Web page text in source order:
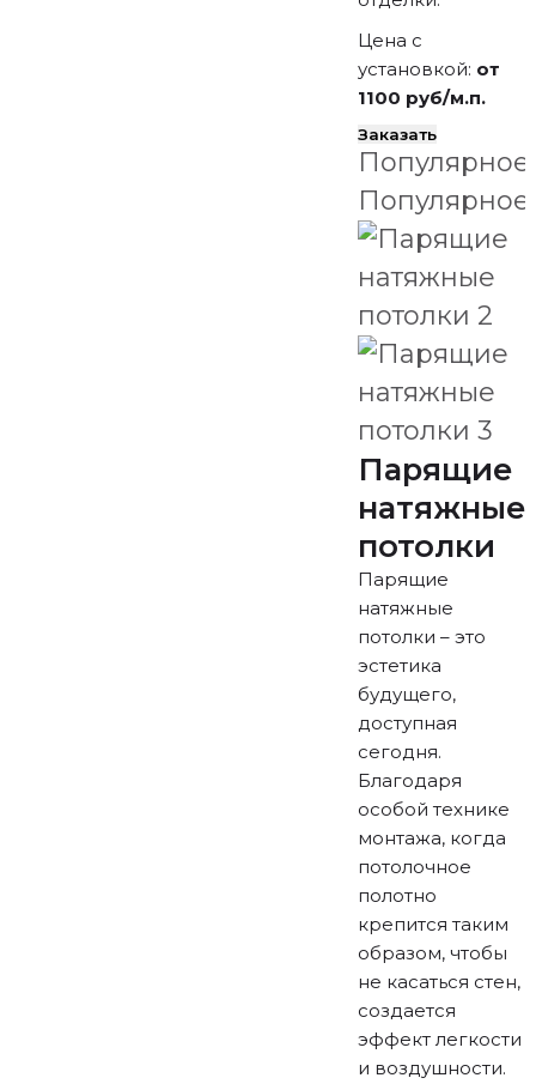
Цена с
установкой: от
1100 руб/м.п.
Заказать
Популярное
Популярное
Парящие
натяжные
потолки
Парящие
натяжные
потолки – это
эстетика
будущего,
доступная
сегодня.
Благодаря
особой технике
монтажа, когда
потолочное
полотно
крепится таким
образом, чтобы
не касаться стен,
создается
эффект легкости
и воздушности.